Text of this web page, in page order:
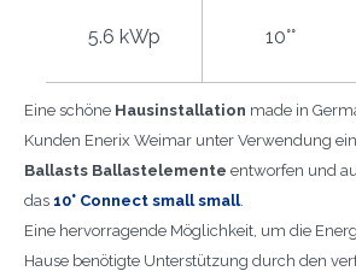
5.6 kWp 10°°
Eine schöne Hausinstallation made in
Kunden Enerix Weimar unter Verwendung
Ballasts Ballastelemente entworfen und
das 10° Connect small small.
Eine hervorragende Möglichkeit, um die
Hause benötigte Unterstützung durch den